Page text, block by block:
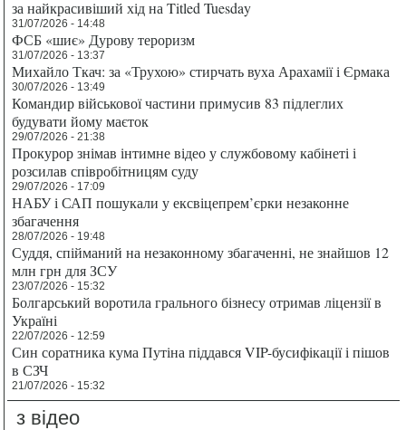
за найкрасивіший хід на Titled Tuesday
31/07/2026 - 14:48
ФСБ «шиє» Дурову тероризм
31/07/2026 - 13:37
Михайло Ткач: за «Трухою» стирчать вуха Арахамії і Єрмака
30/07/2026 - 13:49
Командир військової частини примусив 83 підлеглих
будувати йому маєток
29/07/2026 - 21:38
Прокурор знімав інтимне відео у службовому кабінеті і
розсилав співробітницям суду
29/07/2026 - 17:09
НАБУ і САП пошукали у ексвіцепрем’єрки незаконне
збагачення
28/07/2026 - 19:48
Суддя, спійманий на незаконному збагаченні, не знайшов 12
млн грн для ЗСУ
23/07/2026 - 15:32
Болгарський воротила грального бізнесу отримав ліцензії в
Україні
22/07/2026 - 12:59
Син соратника кума Путіна піддався VIP-бусифікації і пішов
в СЗЧ
21/07/2026 - 15:32
з відео